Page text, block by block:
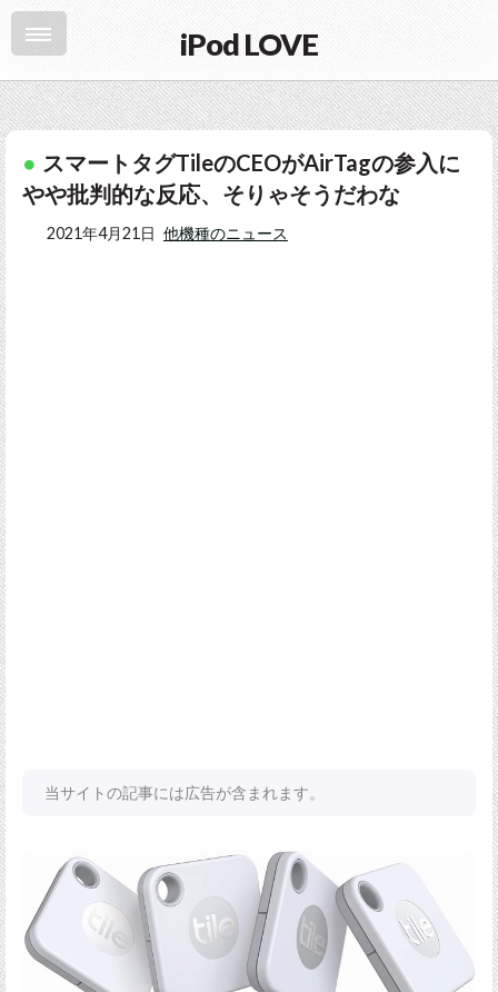
iPod LOVE
スマートタグTileのCEOがAirTagの参入に
やや批判的な反応、そりゃそうだわな
2021年4月21日 他機種のニュース
当サイトの記事には広告が含まれます。